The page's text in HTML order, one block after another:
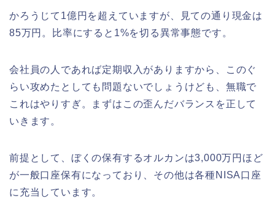
かろうじて1億円を超えていますが、見ての通り現金は
85万円。比率にすると1%を切る異常事態です。
会社員の人であれば定期収入がありますから、このぐ
らい攻めたとしても問題ないでしょうけども、無職で
これはやりすぎ。まずはこの歪んだバランスを正して
いきます。
前提として、ぼくの保有するオルカンは3,000万円ほど
が一般口座保有になっており、その他は各種NISA口座
に充当しています。